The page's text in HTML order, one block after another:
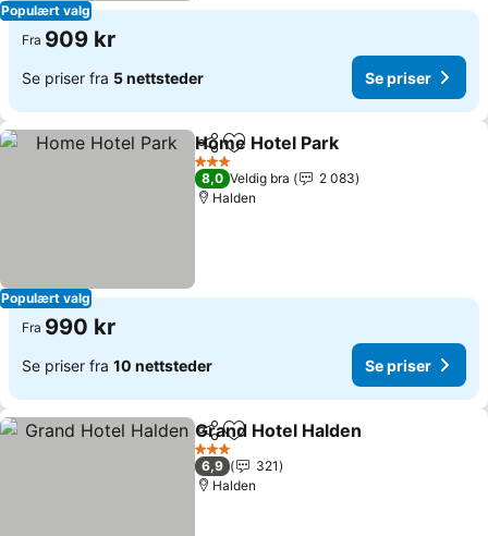
Populært valg
Fra 909 kr
Se priser fra 5 nettsteder Se priser
Populært valg
Del Legg til i favoritter
Home Hotel Park
3 Stjerner
8,0 Veldig bra
2 083
Halden
Fra 990 kr
Se priser fra 10 nettsteder Se priser
Del Legg til i favoritter
Grand Hotel Halden
3 Stjerner
6,9
321
Halden